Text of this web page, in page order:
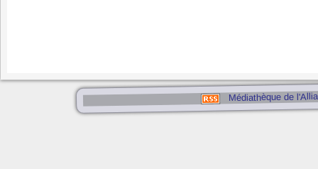
Médiathèque de